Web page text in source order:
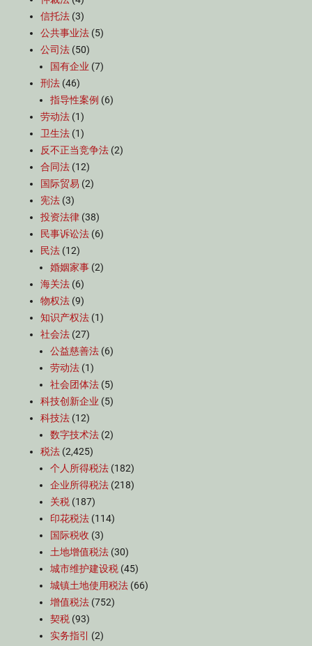
信托法 (3)
公共事业法 (5)
公司法 (50)
国有企业 (7)
刑法 (46)
指导性案例 (6)
劳动法 (1)
卫生法 (1)
反不正当竞争法 (2)
合同法 (12)
国际贸易 (2)
宪法 (3)
投资法律 (38)
民事诉讼法 (6)
民法 (12)
婚姻家事 (2)
海关法 (6)
物权法 (9)
知识产权法 (1)
社会法 (27)
公益慈善法 (6)
劳动法 (1)
社会团体法 (5)
科技创新企业 (5)
科技法 (12)
数字技术法 (2)
税法 (2,425)
个人所得税法 (182)
企业所得税法 (218)
关税 (187)
印花税法 (114)
国际税收 (3)
土地增值税法 (30)
城市维护建设税 (45)
城镇土地使用税法 (66)
增值税法 (752)
契税 (93)
实务指引
(2)